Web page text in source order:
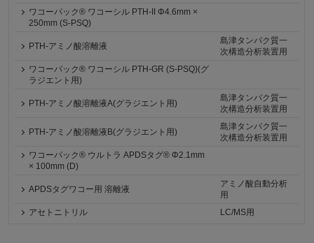
ワコーパック® ワコーシル PTH-II Φ4.6mm ×
250mm (S-PSQ)
PTH-アミノ酸溶離液
島津タンパク質一
次構造分析装置用
ワコーパック® ワコーシル PTH-GR (S-PSQ)(グ
ラジエント用)
PTH-アミノ酸溶離液A(グラジエント用)
島津タンパク質一
次構造分析装置用
PTH-アミノ酸溶離液B(グラジエント用)
島津タンパク質一
次構造分析装置用
ワコーパック® ウルトラ APDSタグ® Φ2.1mm
× 100mm (D)
APDSタグワコー用 溶離液
アミノ酸自動分析
用
アセトニトリル
LC/MS用